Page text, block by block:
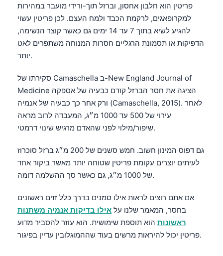
פריטין הוא חלבון אחסון, וברזל תוך-ורידי מועבר במהירות
למקרופאגים, לרקמת הכבד ולמח העצם. לכן פריטין עשוי
להגיע לשיא בתוך 7 עד 14 ימים גם כאשר קוצר הנשימה,
הדפיקות או תסמונת הרגליים חסרות המנוחה משתפרים לאט
יותר.
סקירתו של Camaschella ב-New England Journal of
Medicine הציגה את חסר הברזל קודם כבעיה של אספקה
ורק אחר כך כבעיה של אנמיה (Camaschella, 2015). לאחר
עירוי של 500 עד 1000 מ״ג, המעבדה לרוב מראה
שיפור/מילוי לפני שהאדם מרגיש שינוי דרמטי.
גם דפוס המינון חשוב. חמש סשנים של 200 מ״ג ברזל סוכרוז
לעיתים יוצרים עקומת פריטין שטוחה יותר מאשר ביקור אחד
של 1000 מ״ג, גם כאשר סך ההשלמה דומה.
אם אתם רוצים לראות אילו סמנים בדרך כלל זזים ראשונים
בחסר, המאמר שלנו על אילו בדיקות אנמיה משתנות
ראשונות הוא תוספת שימושית. הוא עוזר להסביר מדוע
פריטין יכול להיראות מרשים בעוד שההמוגלובין עדיין בפיגור.